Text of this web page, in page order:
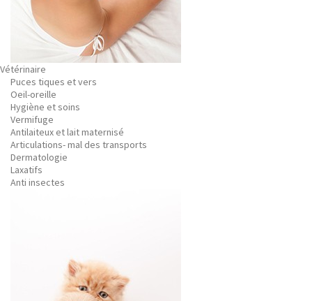
Vétérinaire
Puces tiques et vers
Oeil-oreille
Hygiène et soins
Vermifuge
Antilaiteux et lait maternisé
Articulations- mal des transports
Dermatologie
Laxatifs
Anti insectes